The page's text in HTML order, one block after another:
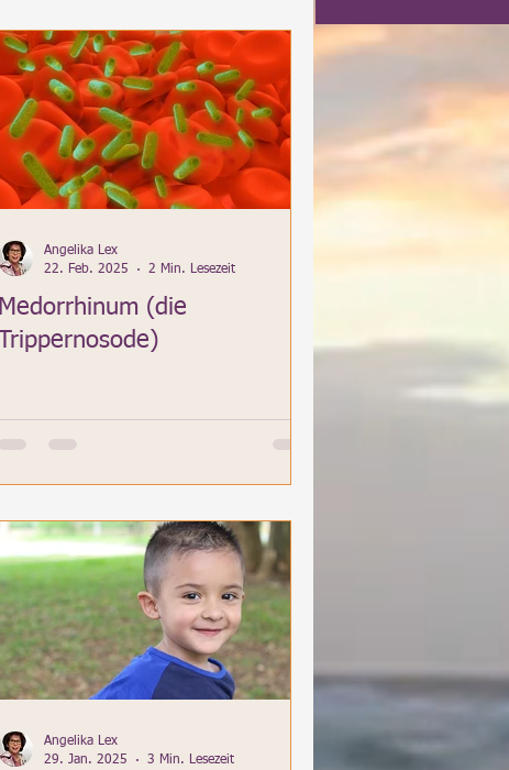
Medorrhinum (die
Trippernosode)
Angelika Lex
22. Feb. 2025
2 Min. Lesezeit
Angelika Lex
29. Jan. 2025
3 Min. Lesezeit